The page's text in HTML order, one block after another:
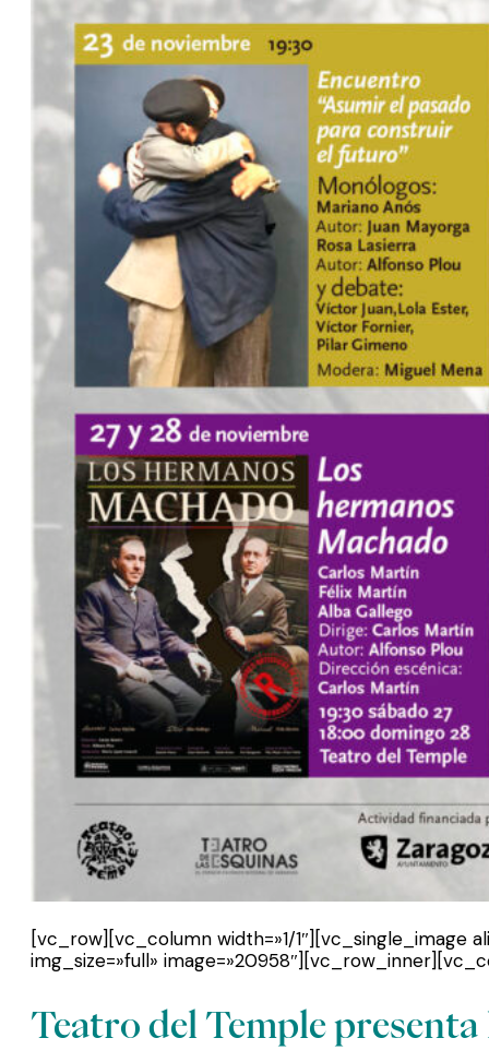
[vc_row][vc_column width=»1/1″][vc_single_image
img_size=»full»
Teatro del Temple